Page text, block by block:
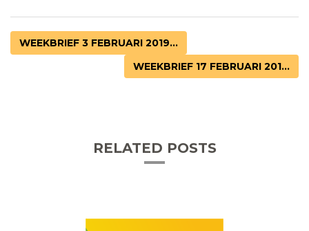
WEEKBRIEF 3 FEBRUARI 2019...
WEEKBRIEF 17 FEBRUARI 201...
RELATED POSTS